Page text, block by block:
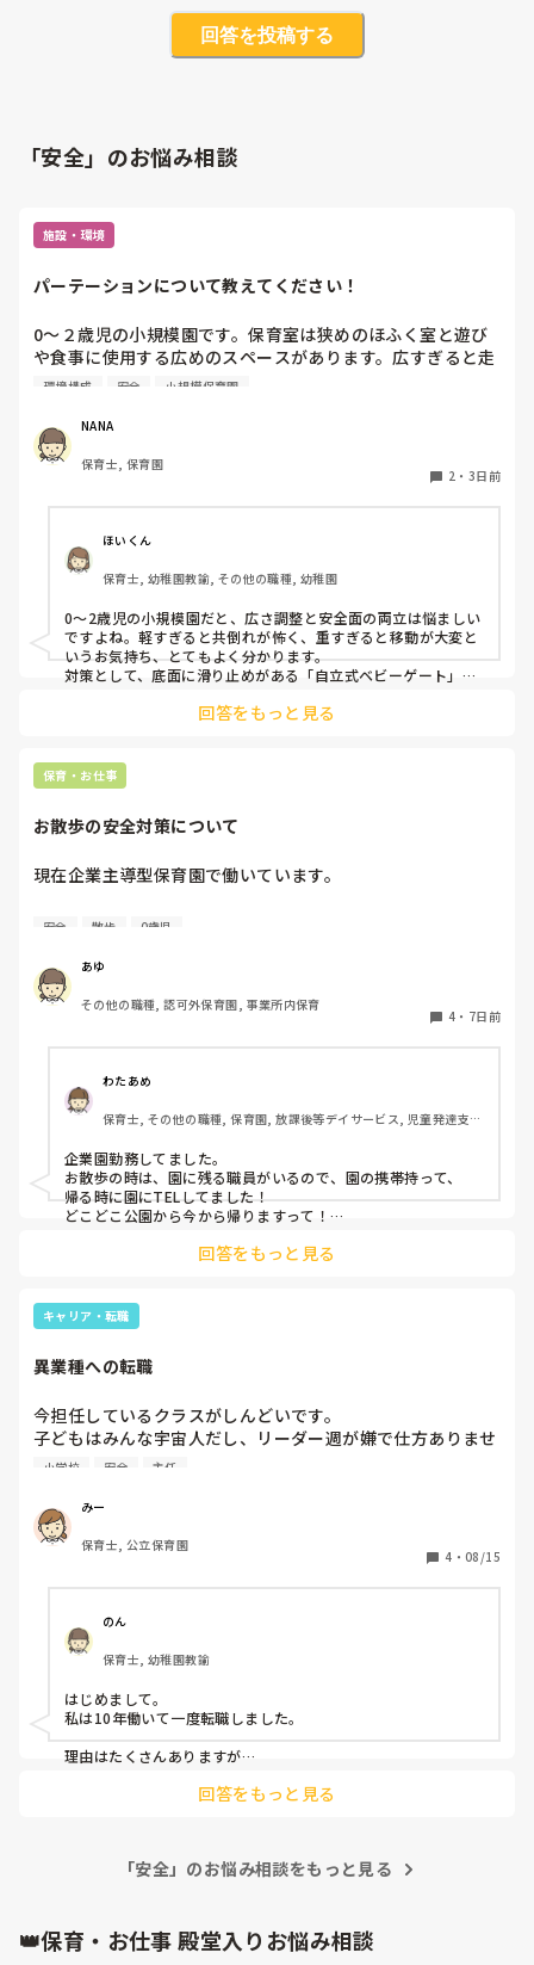
回答を投稿する
「安全」のお悩み相談
施設・環境
パーテーションについて教えてください！
0〜２歳児の小規模園です。保育室は狭めのほふく室と遊び
や食事に使用する広めのスペースがあります。広すぎると走
り回ったりして落ち着かないので、活動によってパーテーシ
うな素材で軽いので、ちょっと体が当たると倒れたり、つか
まり立ちが不安定な子にとっては共倒れになったりで危険で
す。かと言って固定してしまうと活動によって柔軟に移動す
しっかりした重いものを置いていましたが、移動が大変で使
い勝手が悪く、子どもがぶつかって倒れた時に怖い思いをし
ました。
皆さんの園ではどんなもので工夫されていますか？
環境構成 安全 小規模保育園
NANA
保育士, 保育園
2 ・ 3日前
ほいくん
保育士, 幼稚園教諭, その他の職種, 幼稚園
0〜2歳児の小規模園だと、広さ調整と安全面の両立は悩ましい
ですよね。軽すぎると共倒れが怖く、重すぎると移動が大変と
いうお気持ち、とてもよく分かります。
対策として、底面に滑り止めがある「自立式ベビーゲート」な
た、ストッパー付きキャスターをつけたロー棚を仕切りにすれ
り、脚元に水入りペットボトルなどの重りを付けて補強してみ
てくださいね。安全で使いやすい方法が見つかるよう応援して
回答をもっと見る
保育・お仕事
お散歩の安全対策について
現在企業主導型保育園で働いています。
お散歩中の安全対策について質問です。
子どもたちが安心・安全にお散歩を楽しめるよう、日頃から
さまざまな工夫をされていると思います。
策や工夫はありますか？
例えば、人数確認の方法や散歩コースの選び方、子どもへの
声掛け、持ち物など、どんなことでも構いません。
ぜひ参考にさせていただきたいので、教えていただけると嬉
しいです。
よろしくお願いいたします。
安全 散歩 0歳児
あゆ
その他の職種, 認可外保育園, 事業所内保育
4 ・ 7日前
わたあめ
保育士, その他の職種, 保育園, 放課後等デイサービス, 児童発達支援
企業園勤務してました。
お散歩の時は、園に残る職員がいるので、園の携帯持って、
帰る時に園にTELしてました！
どこどこ公園から今から帰りますって！
実習園ではこれをやってなかったので、安全対策として、いい
何かあった時に、この時間に帰るって着信が来てた、この時間
は大丈夫だった！ってわかるので🥺！
回答をもっと見る
キャリア・転職
異業種への転職
今担任しているクラスがしんどいです。
子どもはみんな宇宙人だし、リーダー週が嫌で仕方ありませ
ん。
スと一緒にやるそうで、当番３人いるうちの、なぜか派遣の
私が名だしでやると言われました。
他の２人は正規です。なので、私がやる理由がわからないと
くれ、私ではなく新卒の正規の先生がやることになりまし
今は派遣だから納得いかないところは言えるけど、今の園は
来年までだし、そのタイミングで娘は小学校入学だし、経済
的な面を考えれば正規に戻るしかなくて。
でも、今年のクラスがやばすぎて、完全燃焼というか、絵本
を選んだり、活動を考えたりするのが嫌になってきました。
異業種に転職もありかなあと思っていますが、転職した方は
育士をやめたのかも知りたいです。
小学校 安全 主任
みー
保育士, 公立保育園
4 ・ 08/15
のん
保育士, 幼稚園教諭
はじめまして。
私は10年働いて一度転職しました。
理由はたくさんありますが
問題がある先生がいて、報告しても
転職した時は経済的にはカツカツでしたが全く違う職種のパー
資格さえあれば星の数だけ保育士の求人はあるので辞めてよか
ったと思っています
回答をもっと見る
「安全」のお悩み相談をもっと見る
👑保育・お仕事 殿堂入りお悩み相談